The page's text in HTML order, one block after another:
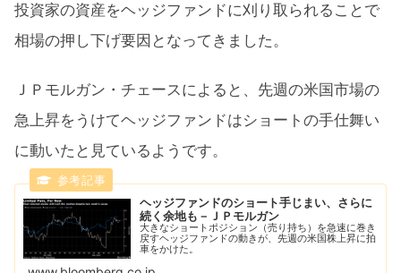
投資家の資産をヘッジファンドに刈り取られることで
相場の押し下げ要因となってきました。
ＪＰモルガン・チェースによると、先週の米国市場の
急上昇をうけてヘッジファンドはショートの手仕舞い
に動いたと見ているようです。
ヘッジファンドのショート手じまい、さらに
続く余地も－ＪＰモルガン
大きなショートポジション（売り持ち）を急速に巻き
戻すヘッジファンドの動きが、先週の米国株上昇に拍
車をかけた。